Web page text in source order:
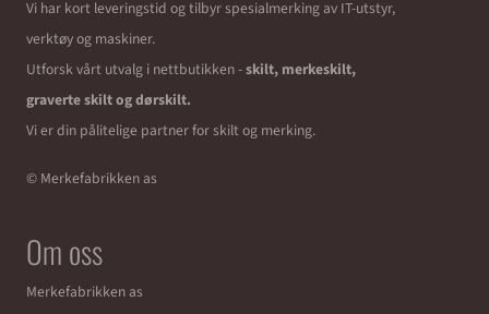
Vi har kort leveringstid og tilbyr spesialmerking av IT-utstyr,
verktøy og maskiner.
Utforsk vårt utvalg i nettbutikken -skilt, merkeskilt,
graverte skilt og dørskilt.
Vi er din pålitelige partner for skilt og merking.
© Merkefabrikken as
Om oss
Merkefabrikken as